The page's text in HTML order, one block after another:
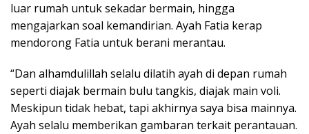
luar rumah untuk sekadar bermain, hingga
mengajarkan soal kemandirian. Ayah Fatia kerap
mendorong Fatia untuk berani merantau.
“Dan alhamdulillah selalu dilatih ayah di depan rumah
seperti diajak bermain bulu tangkis, diajak main voli.
Meskipun tidak hebat, tapi akhirnya saya bisa mainnya.
Ayah selalu memberikan gambaran terkait perantauan.